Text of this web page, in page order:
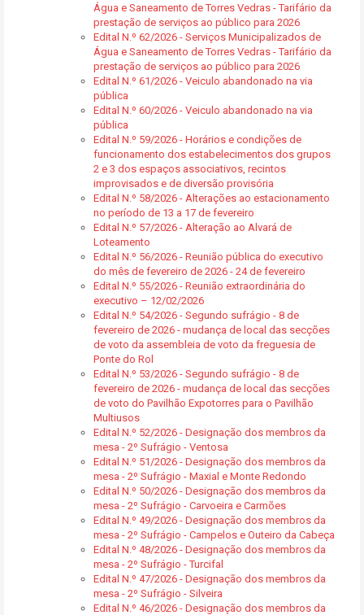
Água e Saneamento de Torres Vedras - Tarifário da
prestação de serviços ao público para 2026
Edital N.º 62/2026 - Serviços Municipalizados de
Água e Saneamento de Torres Vedras - Tarifário da
prestação de serviços ao público para 2026
Edital N.º 61/2026 - Veiculo abandonado na via
pública
Edital N.º 60/2026 - Veiculo abandonado na via
pública
Edital N.º 59/2026 - Horários e condições de
funcionamento dos estabelecimentos dos grupos
2 e 3 dos espaços associativos, recintos
improvisados e de diversão provisória
Edital N.º 58/2026 - Alterações ao estacionamento
no período de 13 a 17 de fevereiro
Edital N.º 57/2026 - Alteração ao Alvará de
Loteamento
Edital N.º 56/2026 - Reunião pública do executivo
do mês de fevereiro de 2026 - 24 de fevereiro
Edital N.º 55/2026 - Reunião extraordinária do
executivo – 12/02/2026
Edital N.º 54/2026 - Segundo sufrágio - 8 de
fevereiro de 2026 - mudança de local das secções
de voto da assembleia de voto da freguesia de
Ponte do Rol
Edital N.º 53/2026 - Segundo sufrágio - 8 de
fevereiro de 2026 - mudança de local das secções
de voto do Pavilhão Expotorres para o Pavilhão
Multiusos
Edital N.º 52/2026 - Designação dos membros da
mesa - 2º Sufrágio - Ventosa
Edital N.º 51/2026 - Designação dos membros da
mesa - 2º Sufrágio - Maxial e Monte Redondo
Edital N.º 50/2026 - Designação dos membros da
mesa - 2º Sufrágio - Carvoeira e Carmões
Edital N.º 49/2026 - Designação dos membros da
mesa - 2º Sufrágio - Campelos e Outeiro da Cabeça
Edital N.º 48/2026 - Designação dos membros da
mesa - 2º Sufrágio - Turcifal
Edital N.º 47/2026 - Designação dos membros da
mesa - 2º Sufrágio - Silveira
Edital N.º 46/2026 - Designação dos membros da